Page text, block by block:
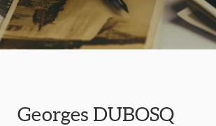
Georges DUBOSQ